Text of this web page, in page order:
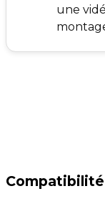
une
Compatibilité